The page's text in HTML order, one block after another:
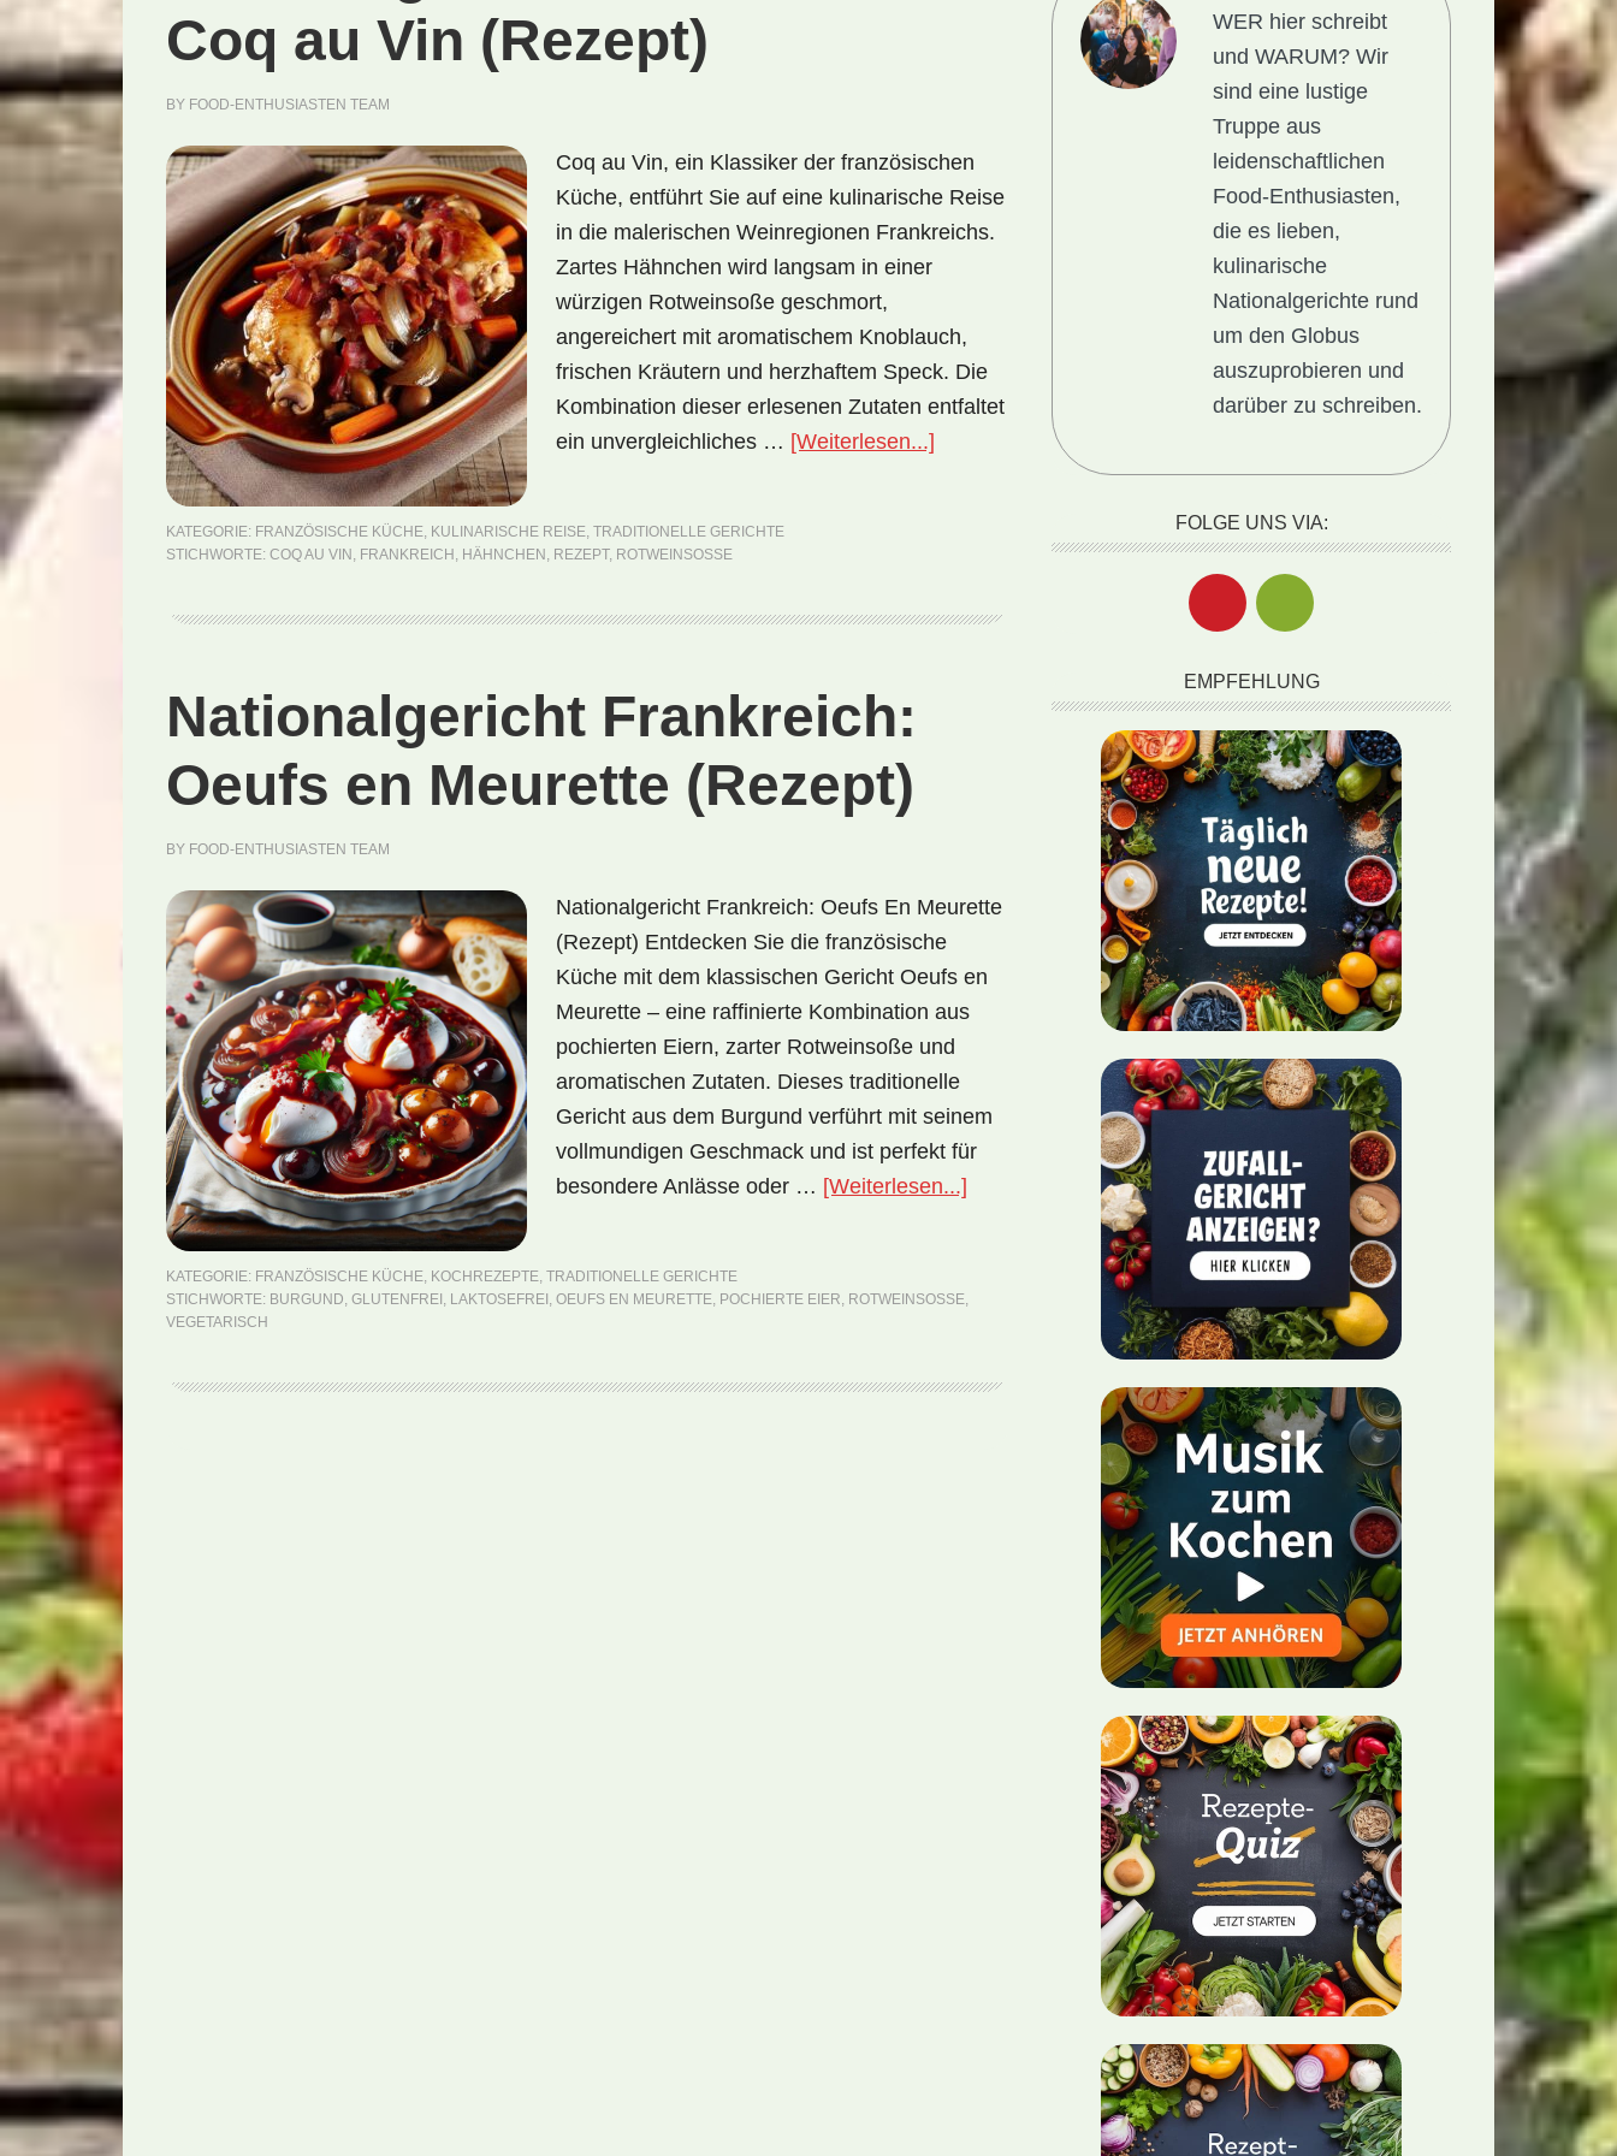
Coq au Vin (Rezept)
BY FOOD-ENTHUSIASTEN TEAM
Coq au Vin, ein Klassiker der französischen
Küche, entführt Sie auf eine kulinarische Reise
in die malerischen Weinregionen Frankreichs.
Zartes Hähnchen wird langsam in einer
würzigen Rotweinsoße geschmort,
angereichert mit aromatischem Knoblauch,
frischen Kräutern und herzhaftem Speck. Die
Kombination dieser erlesenen Zutaten entfaltet
ein unvergleichliches … [Weiterlesen...] ÜberNationalgericht
(Rezept)
KATEGORIE: FRANZÖSISCHE KÜCHE, KULINARISCHE REISE, TRADITIONELLE GERICHTE
STICHWORTE: COQ AU VIN , FRANKREICH , HÄHNCHEN , REZEPT, ROTWEINSOSSE
Nationalgericht Frankreich:
Oeufs en Meurette (Rezept)
BY FOOD-ENTHUSIASTEN TEAM
Nationalgericht Frankreich: Oeufs En Meurette
(Rezept) Entdecken Sie die französische
Küche mit dem klassischen Gericht Oeufs en
Meurette – eine raffinierte Kombination aus
pochierten Eiern, zarter Rotweinsoße und
aromatischen Zutaten. Dieses traditionelle
Gericht aus dem Burgund verführt mit seinem
vollmundigen Geschmack und ist perfekt für
besondere Anlässe oder … [Weiterlesen...] ÜberNationalgericht
KATEGORIE: FRANZÖSISCHE KÜCHE, KOCHREZEPTE, TRADITIONELLE GERICHTE
STICHWORTE: BURGUND, GLUTENFREI , LAKTOSEFREI , OEUFS EN MEURETTE, POCHIERTE EIER, ROTWEINSOSSE
,
VEGETARISCH
WER hier schreibt
und WARUM?Wir
sind eine lustige
Truppe aus
leidenschaftlichen
Food-Enthusiasten,
die es lieben,
kulinarische
Nationalgerichte rund
um den Globus
auszuprobieren und
darüber zu schreiben.
FOLGE UNS VIA:
EMPFEHLUNG